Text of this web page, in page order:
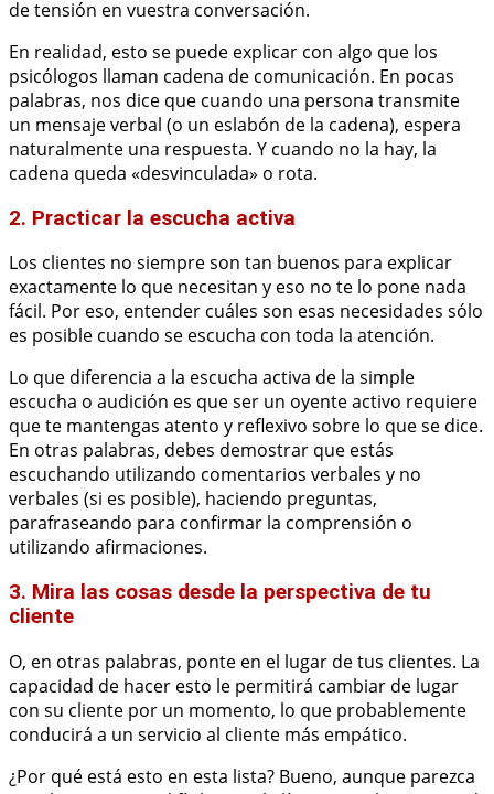
de tensión en vuestra conversación.
En realidad, esto se puede explicar con algo que los
psicólogos llaman cadena de comunicación. En pocas
palabras, nos dice que cuando una persona transmite
un mensaje verbal (o un eslabón de la cadena), espera
naturalmente una respuesta. Y cuando no la hay, la
cadena queda «desvinculada» o rota.
2. Practicar la escucha activa
Los clientes no siempre son tan buenos para explicar
exactamente lo que necesitan y eso no te lo pone nada
fácil. Por eso, entender cuáles son esas necesidades sólo
es posible cuando se escucha con toda la atención.
Lo que diferencia a la escucha activa de la simple
escucha o audición es que ser un oyente activo requiere
que te mantengas atento y reflexivo sobre lo que se dice.
En otras palabras, debes demostrar que estás
escuchando utilizando comentarios verbales y no
verbales (si es posible), haciendo preguntas,
parafraseando para confirmar la comprensión o
utilizando afirmaciones.
3. Mira las cosas desde la perspectiva de tu
cliente
O, en otras palabras, ponte en el lugar de tus clientes. La
capacidad de hacer esto le permitirá cambiar de lugar
con su cliente por un momento, lo que probablemente
conducirá a un servicio al cliente más empático.
¿Por qué está esto en esta lista? Bueno, aunque parezca